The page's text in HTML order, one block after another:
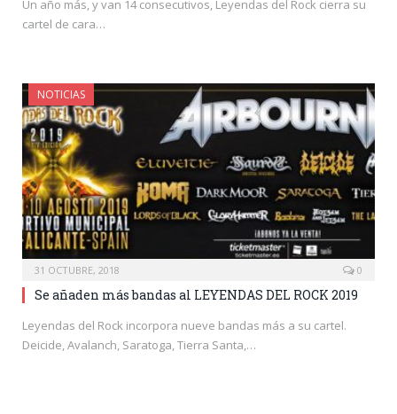
Un año más, y van 14 consecutivos, Leyendas del Rock cierra su
cartel de cara…
NOTICIAS
31 OCTUBRE, 2018 0
Se añaden más bandas al LEYENDAS DEL ROCK 2019
Leyendas del Rock incorpora nueve bandas más a su cartel.
Deicide, Avalanch, Saratoga, Tierra Santa,…